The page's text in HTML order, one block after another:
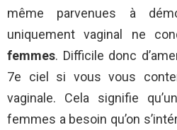
même parvenues à
uniquement vaginal ne
femmes. Difficile donc
7e ciel si vous vous
vaginale. Cela signifie
femmes a besoin qu’on